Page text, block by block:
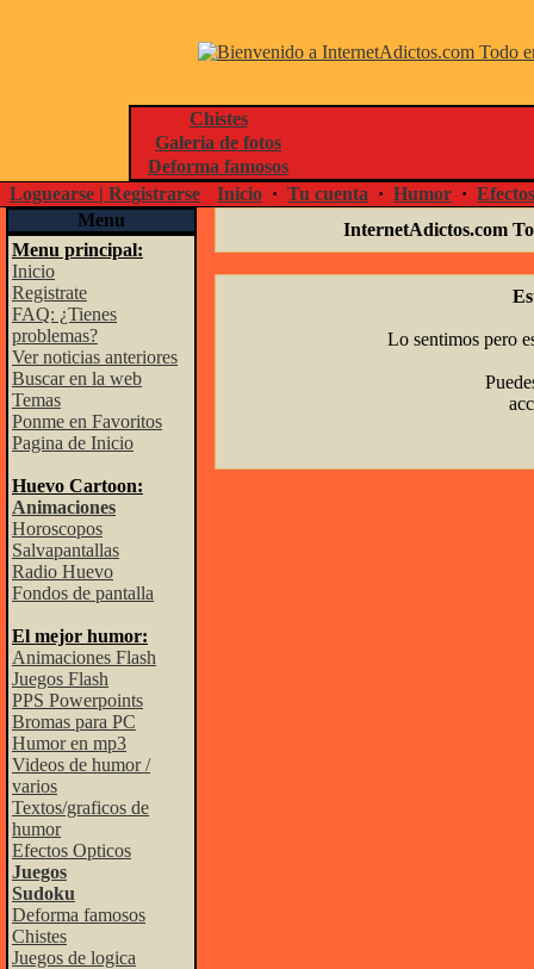
Chistes
Galeria de fotos
Deforma famosos
Loguearse | Registrarse
Inicio · Tu cuenta · Humor ·
Menu
Menu principal:
Inicio
Registrate
FAQ: ¿Tienes
problemas?
Ver noticias anteriores
Buscar en la web
Temas
Ponme en Favoritos
Pagina de Inicio
Huevo Cartoon:
Animaciones
Horoscopos
Salvapantallas
Radio Huevo
Fondos de pantalla
El mejor humor:
Animaciones Flash
Juegos Flash
PPS Powerpoints
Bromas para PC
Humor en mp3
Videos de humor /
varios
Textos/graficos de
humor
Efectos Opticos
Juegos
Sudoku
Deforma famosos
Chistes
Juegos de logica
InternetAdictos.com
Lo sentimos pero